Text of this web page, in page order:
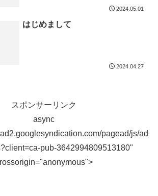
2024.05.01
はじめまして
2024.04.27
スポンサーリンク
async
pagead/js/ad
pub-3642994809513180"